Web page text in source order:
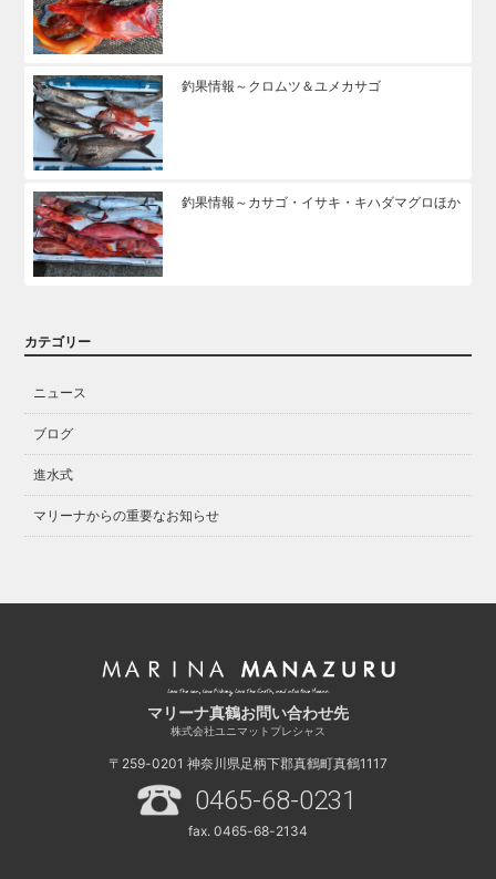
釣果情報～クロムツ＆ユメカサゴ
釣果情報～カサゴ・イサキ・キハダマグロほか
カテゴリー
ニュース
ブログ
進水式
マリーナからの重要なお知らせ
マリーナ真鶴お問い合わせ先
株式会社ユニマットプレシャス
〒259-0201 神奈川県足柄下郡真鶴町真鶴1117
0465-68-0231
fax. 0465-68-2134